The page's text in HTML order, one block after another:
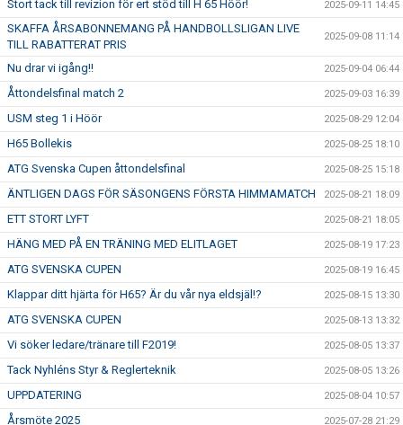
Stort tack till revizion för ert stöd till H 65 Höör! 2025-09-11 14:45
SKAFFA ÅRSABONNEMANG PÅ HANDBOLLSLIGAN LIVE
TILL RABATTERAT PRIS
2025-09-08 11:14
Nu drar vi igång!! 2025-09-04 06:44
Åttondelsfinal match 2 2025-09-03 16:39
USM steg 1 i Höör 2025-08-29 12:04
H65 Bollekis 2025-08-25 18:10
ATG Svenska Cupen åttondelsfinal 2025-08-25 15:18
ÄNTLIGEN DAGS FÖR SÄSONGENS FÖRSTA HIMMAMATCH 2025-08-21 18:09
ETT STORT LYFT 2025-08-21 18:05
HÄNG MED PÅ EN TRÄNING MED ELITLAGET 2025-08-19 17:23
ATG SVENSKA CUPEN 2025-08-19 16:45
Klappar ditt hjärta för H65? Är du vår nya eldsjäl!? 2025-08-15 13:30
ATG SVENSKA CUPEN 2025-08-13 13:32
Vi söker ledare/tränare till F2019! 2025-08-05 13:37
Tack Nyhléns Styr & Reglerteknik 2025-08-05 13:26
UPPDATERING 2025-08-04 10:57
Årsmöte 2025 2025-07-28 21:29